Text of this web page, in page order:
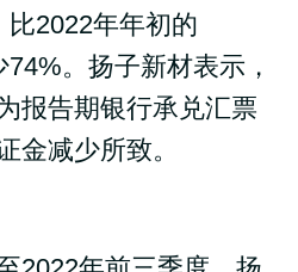
2022年年初的
。扬子新材表示，
报告期银行承兑汇票
金减少所致。